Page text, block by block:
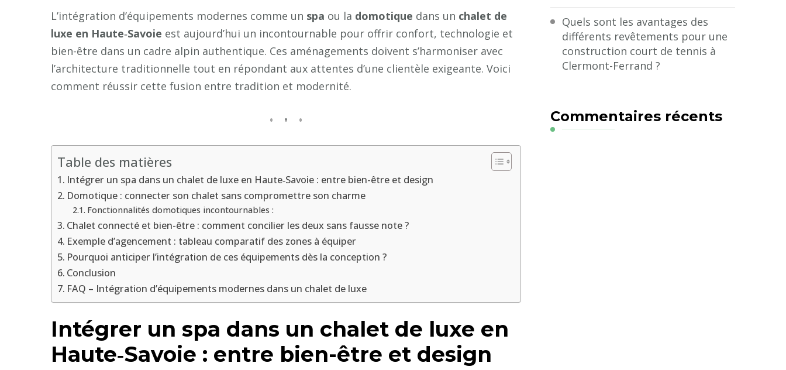
intégrer
des
modernes
(spa,
en
L’intégration d’équipements modernes comme un spa ou la domotique dans un chalet de
luxe en Haute‑Savoie est aujourd’hui un incontournable pour offrir confort, technologie et
bien-être dans un cadre alpin authentique. Ces aménagements doivent s’harmoniser avec
l’architecture traditionnelle tout en répondant aux attentes d’une clientèle exigeante. Voici
comment réussir cette fusion entre tradition et modernité.
Table des matières
Intégrer un spa dans un chalet de luxe en Haute‑Savoie : entre bien-être et design
Domotique : connecter son chalet sans compromettre son charme
Fonctionnalités domotiques incontournables :
Chalet connecté et bien-être : comment concilier les deux sans fausse note ?
Exemple d’agencement : tableau comparatif des zones à équiper
Pourquoi anticiper l’intégration de ces équipements dès la conception ?
Conclusion
FAQ – Intégration d’équipements modernes dans un chalet de luxe
Intégrer un spa dans un chalet de luxe en
Haute‑Savoie : entre bien-être et design
Quels sont les avantages des
différents revêtements pour une
construction court de tennis à
Clermont-Ferrand ?
Commentaires récents